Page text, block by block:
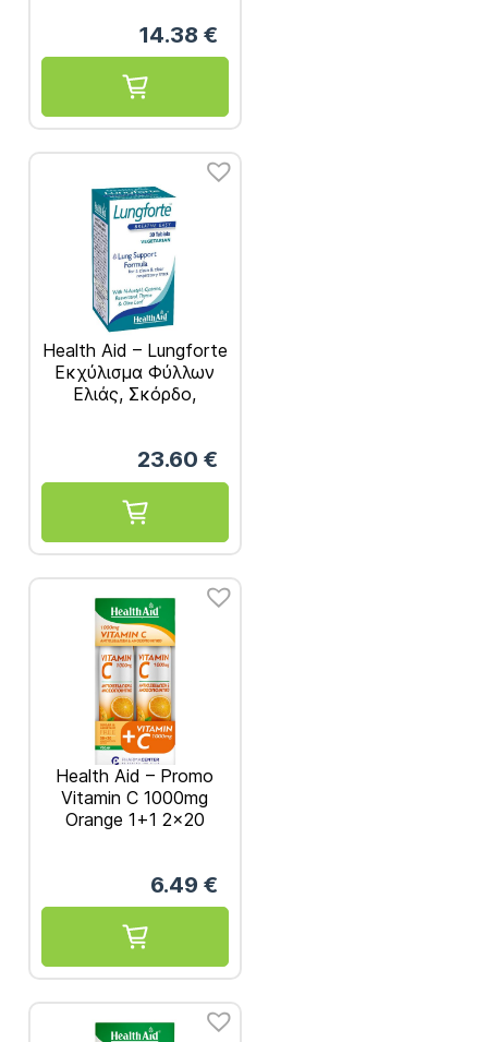
tabs14.38 €
Health Aid – Lungforte
Εκχύλισμα Φύλλων
Ελιάς, Σκόρδο,
Προστασία
Αναπνευστικού
30Veg. Tablets
23.60 €
Health Aid – Promo
Vitamin C 1000mg
Orange 1+1 2×20
6.49 €